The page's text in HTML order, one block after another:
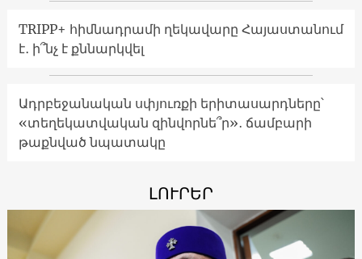
TRIPP+ հիմնադրամի ղեկավարը Հայաստանում
է․ ի՞նչ է քննարկվել
Ադրբեջանական սփյուռքի երիտասարդները՝
«տեղեկատվական զինվորնե՞ր»․ ճամբարի
թաքնված նպատակը
ԼՈՒՐԵՐ